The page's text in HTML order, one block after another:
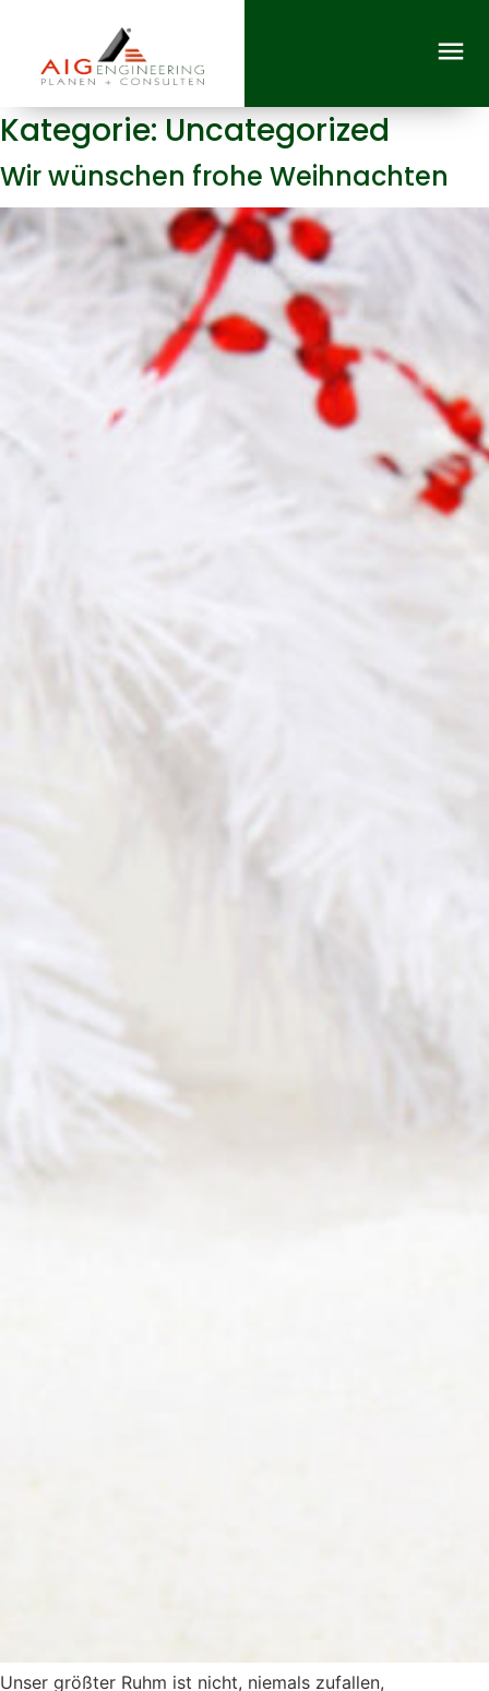
Kategorie:Uncategorized
Wir wünschen frohe Weihnachten
Unser größter Ruhm ist nicht, niemals zufallen,